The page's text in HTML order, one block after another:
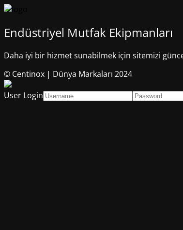
Endüstriyel Mutfak Ekipmanları
Daha iyi bir hizmet sunabilmek için sitemizi
© Centinox | Dünya Markaları 2024
User Login